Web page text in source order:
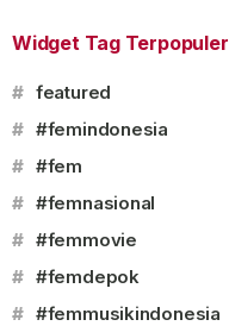
Widget Tag Terpopuler
# featured
# #femindonesia
# #fem
# #femnasional
# #femmovie
# #femdepok
# #femmusikindonesia